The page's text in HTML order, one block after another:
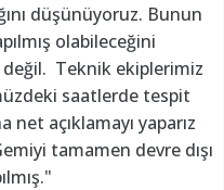
düşünüyoruz. Bunun
olabileceğini
değil. Teknik ekiplerimiz
saatlerde tespit
açıklamayı yaparız
tamamen devre dışı